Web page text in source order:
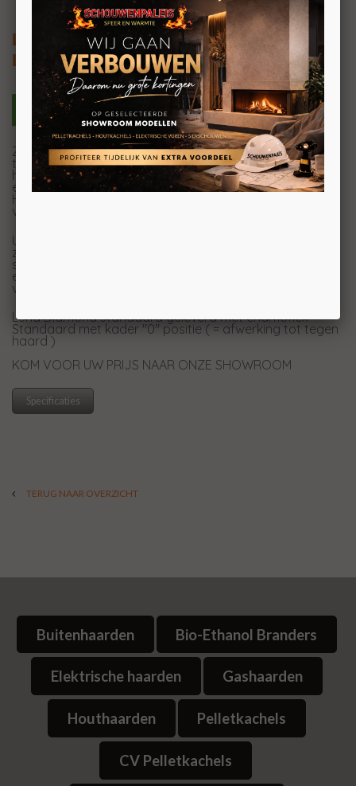
Luna Diamond 550V
Liftdeur houthaard frontmodel
Zoekt u een haard die warmte en sfeer aan uw huis
toevoegt? De Luna Diamond Hout 550V is ideaal. Deze
haard heeft een modern, rechtopstaand ontwerp dat
een prachtig zicht op het vuur biedt. De Luna Diamond
Hout 550V is compact en makkelijk in gebruik, perfect
voor kleinere ruimtes.
U heeft de keuze uit vier verschillende afwerkingskaders,
zodat u altijd een perfecte match kunt vinden die bij uw
stijl past. Optioneel kunt u een ventilator toevoegen. Met
een vermogen van 5 tot 12 kilowatt en een rendement
van 80%, is deze haard zowel efficiënt als stijlvol.
Luna Diamond standaard geleverd met chamoflex
Standaard met kader "0" positie ( = afwerking tot tegen
haard )
KOM VOOR UW PRIJS NAAR ONZE SHOWROOM
Specificaties
TERUG NAAR OVERZICHT
Buitenhaarden Bio-Ethanol Branders
Elektrische haarden Gashaarden
Houthaarden Pelletkachels
CV Pelletkachels